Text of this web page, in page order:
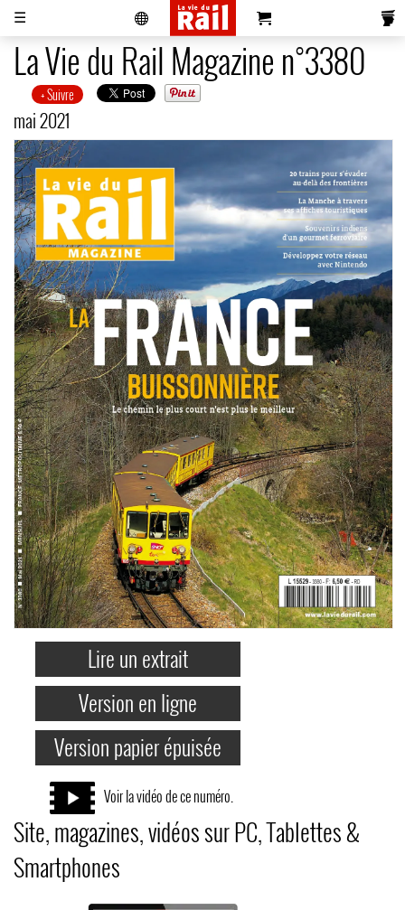
Actualités
Histoire
Associations
Magazines
Partenaires
Pub
S'abonner
Se
réabonner
☰
La Vie du Rail Magazine n°3380
+ Suivre
mai 2021
Lire un extrait
Version en ligne
Version papier épuisée
Voir la vidéo de ce numéro.
Site, magazines, vidéos sur PC, Tablettes &
Smartphones